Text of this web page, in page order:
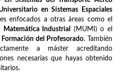
en Sistemas Espaciales
enfocados a otras áreas como el
Industrial
(MUMI) o el
del Profesorado. También
a máster acreditando
necesarias que hayas obtenido